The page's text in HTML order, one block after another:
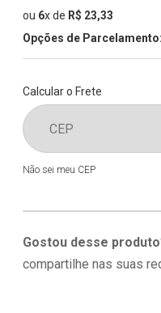
ou 6xde R$ 23,33
Opções de Parcelamento:
Calcular o Frete
Não sei meu CEP
Gostou desse
compartilhe nas suas